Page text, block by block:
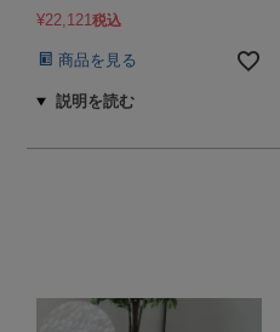
¥22,121税込
商品を見る